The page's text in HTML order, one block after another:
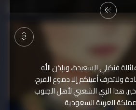
فنكيلي السعيدة، وبإذن الله
ولاتذرف أعينكم إلا دموع الفرح،
هذا الزي الشعبي لأهل الجنوب
العربية السعودية